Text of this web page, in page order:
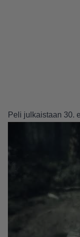
Peli julkaistaan 30.